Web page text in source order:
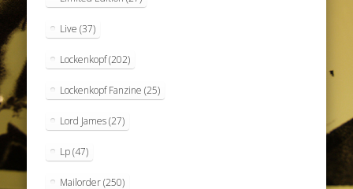
Live (37)
Lockenkopf(202)
Lockenkopf Fanzine (25)
Lord James(27)
Lp(47)
Mailorder(250)